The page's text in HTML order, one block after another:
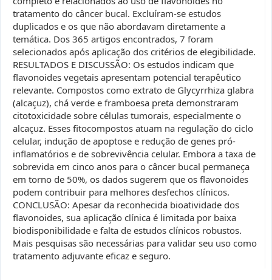
tratamento do câncer bucal. Excluíram-se estudos
duplicados e os que não abordavam diretamente a
temática. Dos 365 artigos encontrados, 7 foram
selecionados após aplicação dos critérios de elegibilidade.
RESULTADOS E DISCUSSÃO: Os estudos indicam que
flavonoides vegetais apresentam potencial terapêutico
relevante. Compostos como extrato de Glycyrrhiza glabra
(alcaçuz), chá verde e framboesa preta demonstraram
citotoxicidade sobre células tumorais, especialmente o
alcaçuz. Esses fitocompostos atuam na regulação do ciclo
celular, indução de apoptose e redução de genes pró-
inflamatórios e de sobrevivência celular. Embora a taxa de
sobrevida em cinco anos para o câncer bucal permaneça
em torno de 50%, os dados sugerem que os flavonoides
podem contribuir para melhores desfechos clínicos.
CONCLUSÃO: Apesar da reconhecida bioatividade dos
flavonoides, sua aplicação clínica é limitada por baixa
biodisponibilidade e falta de estudos clínicos robustos.
Mais pesquisas são necessárias para validar seu uso como
tratamento adjuvante eficaz e seguro.